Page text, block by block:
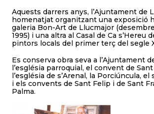
Aquests darrers anys, l’Ajuntament de
homenatjat organitzant una exposició
galeria Bon-Art de Llucmajor
1995) i una altra al Casal de Ca s’Hereu
pintors locals del primer terç del segle
Es conserva obra seva a l’Ajuntament
l’església parroquial, el convent de
l’església de s’Arenal, la Porciúncula, el
i els convents de Sant Felip i de Sant
Palma.